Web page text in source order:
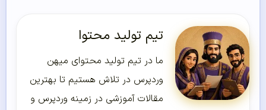
تیم تولید محتوا
ما در تیم تولید محتوای میهن
وردپرس در تلاش هستیم تا بهترین
مقالات آموزشی در زمینه وردپرس و